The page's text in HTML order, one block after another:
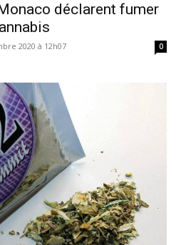
déclarent fumer
2020 à 12h07 0